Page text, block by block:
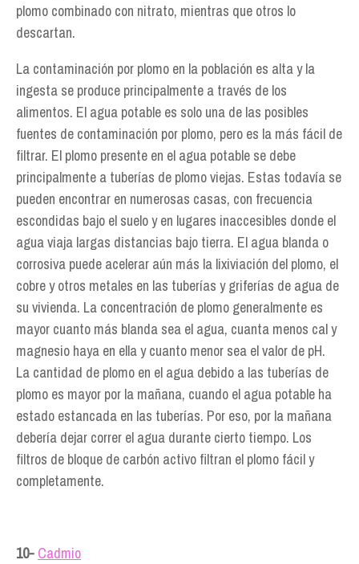
plomo combinado con nitrato, mientras que otros lo
descartan.
La contaminación por plomo en la población es alta y la
ingesta se produce principalmente a través de los
alimentos. El agua potable es solo una de las posibles
fuentes de contaminación por plomo, pero es la más fácil de
filtrar. El plomo presente en el agua potable se debe
principalmente a tuberías de plomo viejas. Estas todavía se
pueden encontrar en numerosas casas, con frecuencia
escondidas bajo el suelo y en lugares inaccesibles donde el
agua viaja largas distancias bajo tierra. El agua blanda o
corrosiva puede acelerar aún más la lixiviación del plomo, el
cobre y otros metales en las tuberías y griferías de agua de
su vivienda. La concentración de plomo generalmente es
mayor cuanto más blanda sea el agua, cuanta menos cal y
magnesio haya en ella y cuanto menor sea el valor de pH.
La cantidad de plomo en el agua debido a las tuberías de
plomo es mayor por la mañana, cuando el agua potable ha
estado estancada en las tuberías. Por eso, por la mañana
debería dejar correr el agua durante cierto tiempo. Los
filtros de bloque de carbón activo filtran el plomo fácil y
completamente.
10- Cadmio